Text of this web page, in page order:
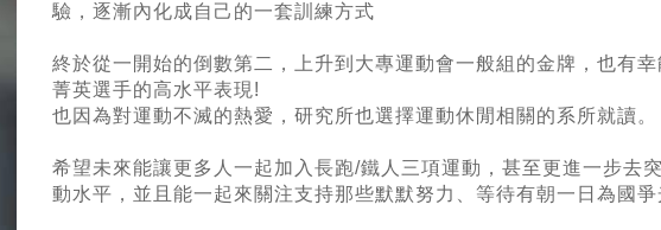
驗，逐漸內化成自己的一套訓練方式
終於從一開始的倒數第二，上升到大專運動會一般組的金牌，也有
菁英選手的高水平表現!
也因為對運動不滅的熱愛，研究所也選擇運動休閒相關的系所就讀。
希望未來能讓更多人一起加入長跑/鐵人三項運動，甚至更進一步去
動水平，並且能一起來關注支持那些默默努力、等待有朝一日為國